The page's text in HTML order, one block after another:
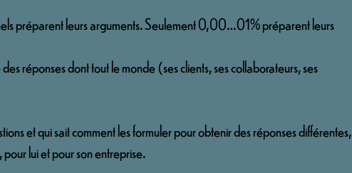
préparent leurs arguments. Seulement 0,00…01% préparent leurs
réponses dont tout le monde (ses clients, ses collaborateurs, ses
et qui sait comment les formuler pour obtenir des réponses différentes,
lui et pour son entreprise.